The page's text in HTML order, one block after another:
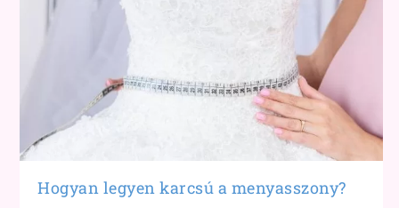
Hogyan legyen karcsú a menyasszony?